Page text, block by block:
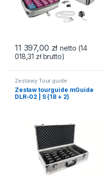
11 397,00 zł netto (14
018,31 złbrutto)
Zestawy Tour guide
Zestaw tourguide mGuide
DLR-02 | S (18 + 2)